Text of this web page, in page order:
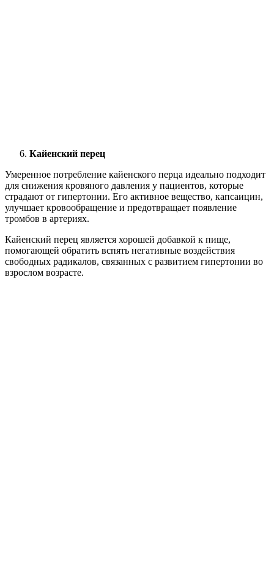
Кайенский перец
Умеренное потребление кайенского перца идеально подходит
для снижения кровяного давления у пациентов, которые
страдают от гипертонии. Его активное вещество, капсаицин,
улучшает кровообращение и предотвращает появление
тромбов в артериях.
Кайенский перец является хорошей добавкой к пище,
помогающей обратить вспять негативные воздействия
свободных радикалов, связанных с развитием гипертонии во
взрослом возрасте.